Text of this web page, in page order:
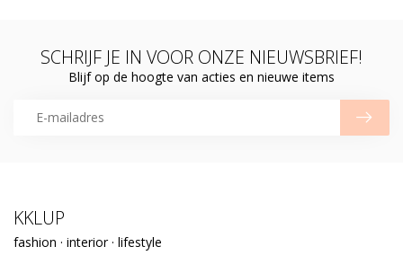
SCHRIJF JE IN VOOR ONZE NIEUWSBRIEF!
Blijf op de hoogte van acties en nieuwe items
KKLUP
fashion · interior · lifestyle